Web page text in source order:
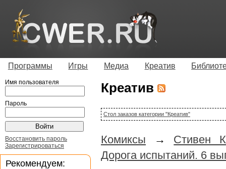
Программы Игры Медиа Креатив
Креатив
Стол заказов категории "Креатив"
Комиксы → Стивен
Дорога испытаний. 6
Имя пользователя
Пароль
Восстановить пароль
Зарегистрироваться
Рекомендуем: